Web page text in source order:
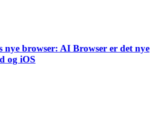
nye browser: AI Browser er det nye
og iOS